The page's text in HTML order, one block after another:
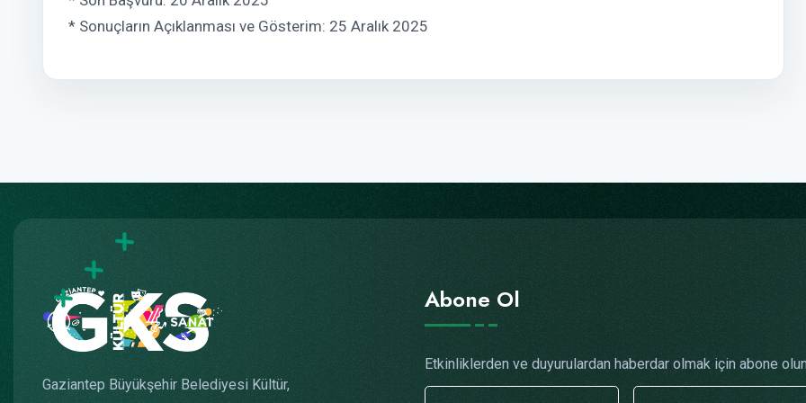
* Sonuçların Açıklanması ve Gösterim: 25 Aralık 2025
Gaziantep Büyükşehir Belediyesi Kültür,
Abone Ol
Etkinliklerden ve duyurulardan haberdar olmak için abone